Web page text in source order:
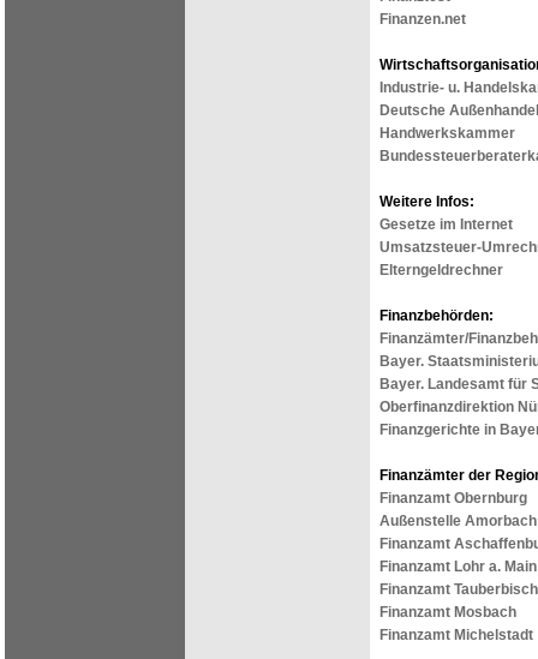
Finanzen.net
Industrie- u.
Deutsche
Handwerkskammer
Weitere Infos:
Gesetze im Internet
Umsatzsteuer-
Elterngeldrechner
Finanzbehörden:
Finanzämter/
Bayer.
Bayer. Landesamt für
Oberfinanzdirektion
Finanzgerichte in
Finanzämter der
Finanzamt Obernburg
Außenstelle Amorbach
Finanzamt
Finanzamt Lohr a. Main
Finanzamt
Finanzamt Mosbach
Finanzamt Michelstadt